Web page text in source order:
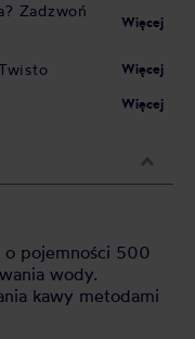
Zadzwoń
Więcej
Więcej
Więcej
pojemności 500
wody.
kawy metodami